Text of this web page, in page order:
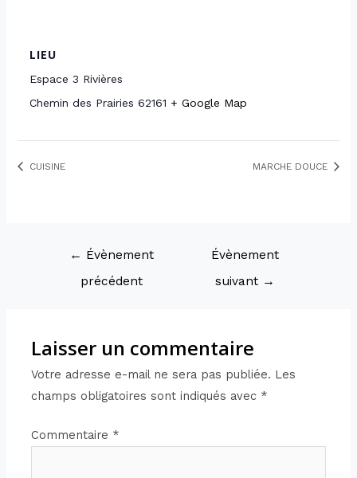
LIEU
Espace 3 Rivières
Chemin des Prairies 62161 + Google Map
CUISINE MARCHE DOUCE
← Évènement
précédent
Évènement
suivant →
Laisser un commentaire
Votre adresse e-mail ne sera pas publiée. Les
champs obligatoires sont indiqués avec *
Commentaire *